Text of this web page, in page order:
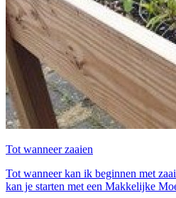
Tot wanneer zaaien
Tot wanneer kan ik beginnen met
kan je starten met een Makkelijke